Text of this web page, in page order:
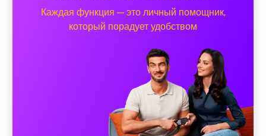
Каждая функция — это личный помощник,
который порадует удобством